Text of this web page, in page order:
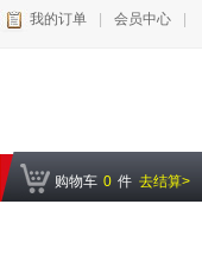
我的订单 会员中心
购物车 0 件 去结算>